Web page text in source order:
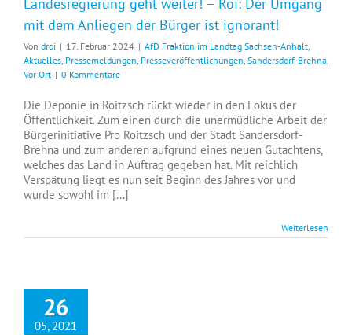
Landesregierung geht weiter! – Roi: Der Umgang
mit dem Anliegen der Bürger ist ignorant!
Von droi | 17. Februar 2024 | AfD Fraktion im Landtag Sachsen-Anhalt,
Aktuelles, Pressemeldungen, Presseveröffentlichungen, Sandersdorf-Brehna,
Vor Ort | 0 Kommentare
Die Deponie in Roitzsch rückt wieder in den Fokus der
Öffentlichkeit. Zum einen durch die unermüdliche Arbeit der
Bürgerinitiative Pro Roitzsch und der Stadt Sandersdorf-
Brehna und zum anderen aufgrund eines neuen Gutachtens,
welches das Land in Auftrag gegeben hat. Mit reichlich
Verspätung liegt es nun seit Beginn des Jahres vor und
wurde sowohl im [...]
Weiterlesen
26
05, 2021